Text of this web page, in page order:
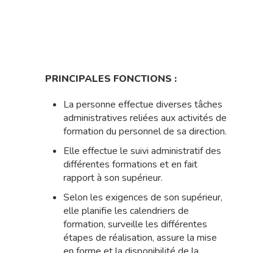
PRINCIPALES FONCTIONS :
La personne effectue diverses tâches
administratives reliées aux activités de
formation du personnel de sa direction.
Elle effectue le suivi administratif des
différentes formations et en fait
rapport à son supérieur.
Selon les exigences de son supérieur,
elle planifie les calendriers de
formation, surveille les différentes
étapes de réalisation, assure la mise